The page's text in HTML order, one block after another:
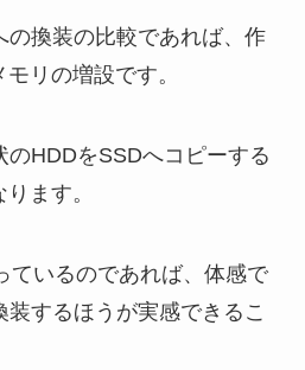
の換装の比較であれば、作
リの増設です。
のHDDをSSDへコピーする
ます。
ているのであれば、体感で
するほうが実感できるこ